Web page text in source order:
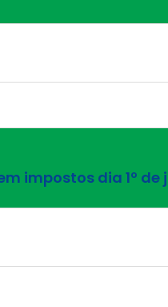
impostos dia 1º de